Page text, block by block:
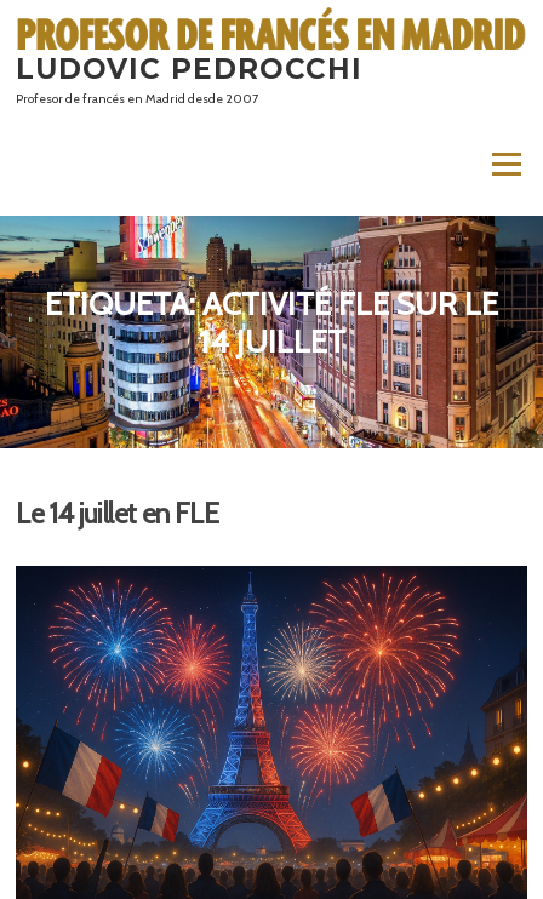
contenido
LUDOVIC PEDROCCHI
Profesor de francés en Madrid desde 2007
Menú
ETIQUETA:ACTIVITÉ FLE SUR LE
14 JUILLET
Le 14 juillet en FLE